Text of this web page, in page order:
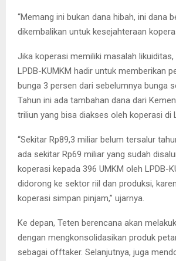
“Memang ini bukan dana hibah, ini dana
dikembalikan untuk kesejahteraan
Jika koperasi memiliki masalah likuiditas,
LPDB-KUMKM hadir untuk memberikan
bunga 3 persen dari sebelumnya bunga
Tahun ini ada tambahan dana dari
triliun yang bisa diakses oleh koperasi di
“Sekitar Rp89,3 miliar belum tersalur
ada sekitar Rp69 miliar yang sudah
koperasi kepada 396 UMKM oleh LPDB-
didorong ke sektor riil dan produksi,
koperasi simpan pinjam,” ujarnya.
Ke depan, Teten berencana akan
dengan mengkonsolidasikan produk
sebagai offtaker. Selanjutnya, juga